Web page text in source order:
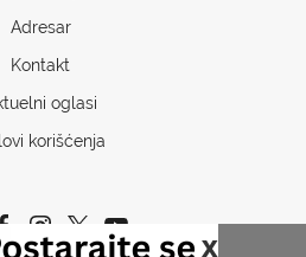
x
Adresar
Kontakt
oglasi
korišćenja